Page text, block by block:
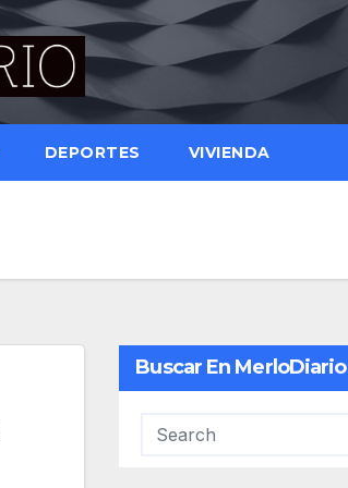
DEPORTES VIVIENDA
Buscar En MerloDiario